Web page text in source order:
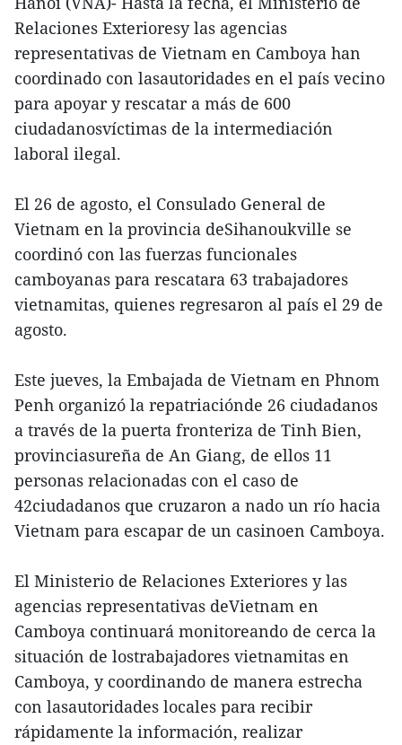
Relaciones Exterioresy las agencias
representativas de Vietnam en Camboya han
coordinado con lasautoridades en el país vecino
para apoyar y rescatar a más de 600
ciudadanosvíctimas de la intermediación
laboral ilegal.
El 26 de agosto, el Consulado General de
Vietnam en la provincia deSihanoukville se
coordinó con las fuerzas funcionales
camboyanas para rescatara 63 trabajadores
vietnamitas, quienes regresaron al país el 29 de
agosto.
Este jueves, la Embajada de Vietnam en Phnom
Penh organizó la repatriaciónde 26 ciudadanos
a través de la puerta fronteriza de Tinh Bien,
provinciasureña de An Giang, de ellos 11
personas relacionadas con el caso de
42ciudadanos que cruzaron a nado un río hacia
Vietnam para escapar de un casinoen Camboya.
El Ministerio de Relaciones Exteriores y las
agencias representativas deVietnam en
Camboya continuará monitoreando de cerca la
situación de lostrabajadores vietnamitas en
Camboya, y coordinando de manera estrecha
con lasautoridades locales para recibir
rápidamente la información, realizar